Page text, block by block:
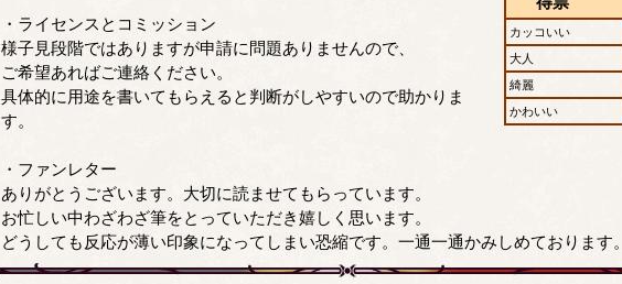
カッコいい
大人
綺麗
かわいい
・ライセンスとコミッション
様子見段階ではありますが申請に問題ありませんので、
ご希望あればご連絡ください。
具体的に用途を書いてもらえると判断がしやすいので助かりま
す。
・ファンレター
ありがとうございます。大切に読ませてもらっています。
お忙しい中わざわざ筆をとっていただき嬉しく思います。
どうしても反応が薄い印象になってしまい恐縮です。一通一通かみしめております。